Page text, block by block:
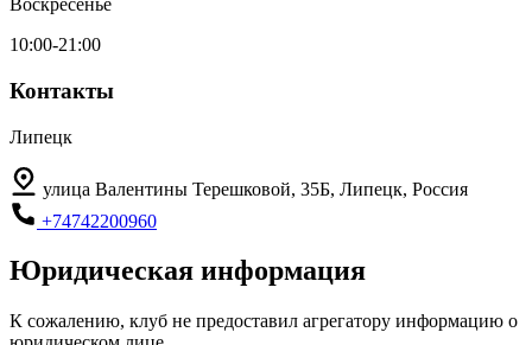
Воскресенье
10:00-21:00
Контакты
Липецк
улица Валентины Терешковой, 35Б, Липецк, Россия
+74742200960
Юридическая информация
К сожалению, клуб не предоставил агрегатору информацию о